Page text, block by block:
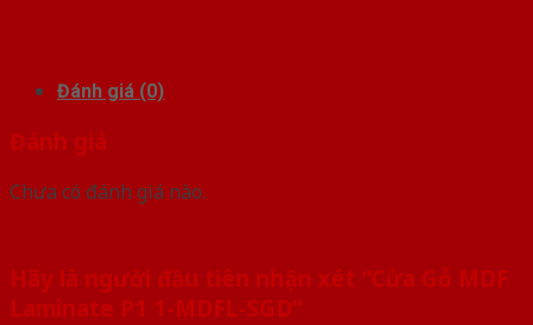
Đánh giá (0)
Đánh giá
Chưa có đánh giá nào.
Hãy là người đầu tiên nhận xét “Cửa Gỗ MDF
Laminate P1 1-MDFL-SGD”